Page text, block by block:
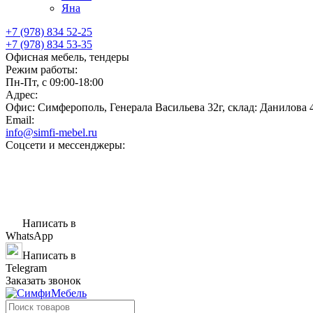
Яна
+7 (978) 834 52-25
+7 (978) 834 53-35
Офисная мебель, тендеры
Режим работы:
Пн-Пт, с 09:00-18:00
Адрес:
Офис: Симферополь, Генерала Васильева 32г, склад: Данилова
Email:
info@simfi-mebel.ru
Соцсети и мессенджеры:
Написать в
WhatsApp
Написать в
Telegram
Заказать звонок